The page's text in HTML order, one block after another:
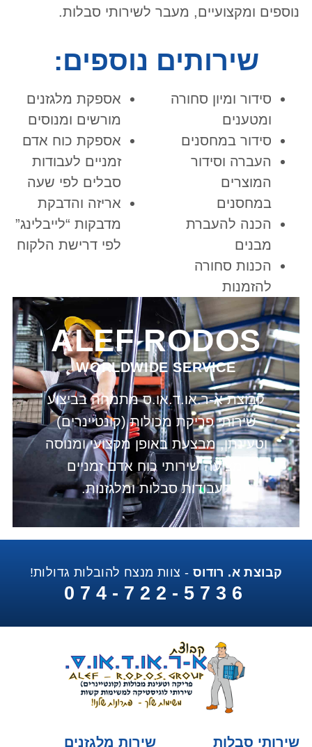
נוספים ומקצועיים, מעבר לשירותי סבלות.
שירותים נוספים:
סידור ומיון סחורה
ומטענים
סידור במחסנים
העברה וסידור
המוצרים
במחסנים
הכנה להעברת
מבנים
הכנות סחורה
להזמנות
אספקת מלגזנים
מורשים ומנוסים
אספקת כוח אדם
זמניים לעבודות
סבלים לפי שעה
אריזה והדבקת
מדבקות “לייבלינג”
לפי דרישת הלקוח
ALEF RODOS
WORLDWIDE SERVICE
קבוצת א-ר.או.ד.או.ס מתמחה בביצוע
שירותי פריקת מכולות (קונטיינרים)
וטעינתן, מבצעת באופן מקצועי ומנוסה
ומציעה שירותי כוח אדם זמניים
לעבודות סבלות ומלגזנות.
קבוצת א. רודוס - צוות מנצח להובלות גדולות!
074-722-5736
שירותי סבלות שירות מלגזנים